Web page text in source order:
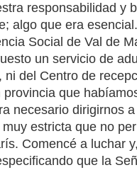
responsabilidad y
algo que era
Social de Val de
un servicio de
del Centro de
que
necesario dirigirnos
estricta que no
Comencé a luchar
que la